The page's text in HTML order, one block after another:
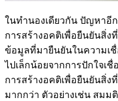
ในทำนองเดียวกัน ปัญหาอี
การสร้างอคติเพื่อยืนยันสิ่ง
ข้อมูลที่มายืนยันในความเ
ไปเล็กน้อยจากการปักใจเ
การสร้างอคติเพื่อยืนยันสิ่
มากกว่า ตัวอย่างเช่น สม